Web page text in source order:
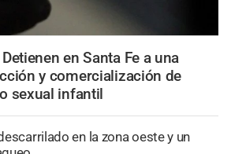
Detienen en Santa Fe a una
y comercialización de
sexual infantil
en la zona oeste y un